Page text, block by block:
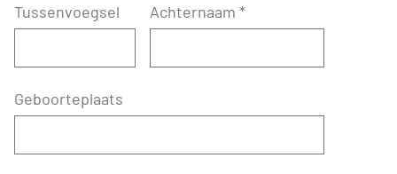
Tussenvoegsel Achternaam *
Geboorteplaats